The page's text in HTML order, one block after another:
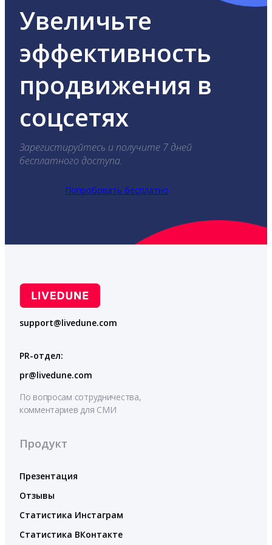
Увеличьте
эффективность
продвижения в
соцсетях
Зарегистируйтесь и получите 7 дней
бесплатного доступа.
Попробовать бесплатно
support@livedune.com
PR-отдел:
pr@livedune.com
По вопросам сотрудничества,
комментариев для СМИ
Продукт
Презентация
Отзывы
Статистика Инстаграм
Статистика ВКонтакте